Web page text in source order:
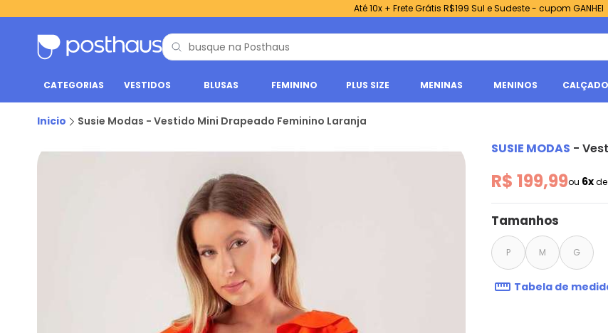
Até 10x + Frete Grátis R$199 Sul e Sudeste - cupom GANHEI
CATEGORIAS VESTIDOS BLUSAS FEMININO PLUS SIZE MENINAS MENINOS
Inicio Susie Modas - Vestido Mini Drapeado Feminino Laranja
SUSIE MODAS -
R$ 199,99ou 6xde
Tamanhos
P M G
Tabela de